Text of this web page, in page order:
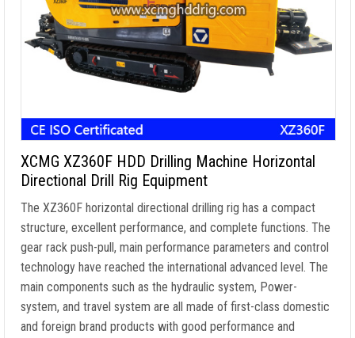
XCMG XZ360F HDD Drilling Machine Horizontal
Directional Drill Rig Equipment
The XZ360F horizontal directional drilling rig has a compact
structure, excellent performance, and complete functions. The
gear rack push-pull, main performance parameters and control
technology have reached the international advanced level. The
main components such as the hydraulic system, Power-
system, and travel system are all made of first-class domestic
and foreign brand products with good performance and